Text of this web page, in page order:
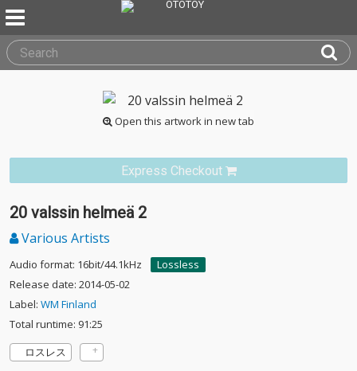
Open this artwork in new tab
Express Checkout
20 valssin helmeä 2
Various Artists
Audio format: 16bit/44.1kHz
Lossless
Release date: 2014-05-02
Label: WM Finland
Total runtime: 91:25
ロスレス